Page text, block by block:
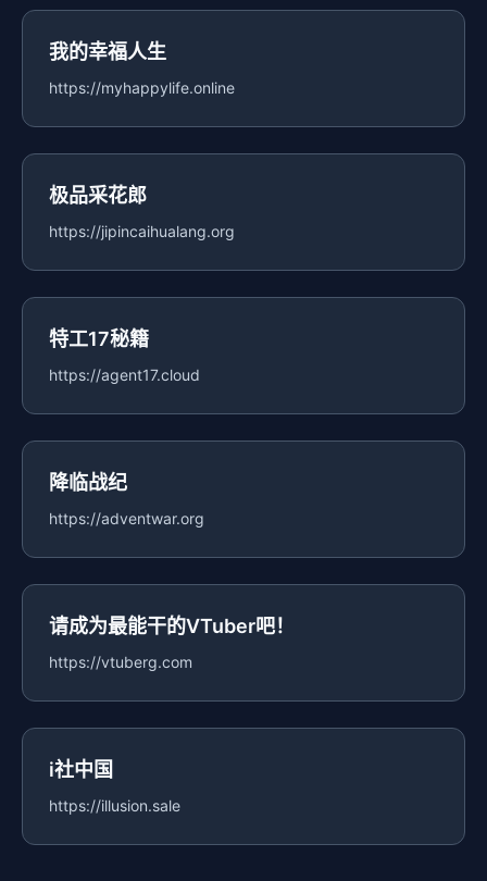
我的幸福人生
https://myhappylife.online
极品采花郎
https://jipincaihualang.org
特工17秘籍
https://agent17.cloud
降临战纪
https://adventwar.org
请成为最能干的VTuber吧！
https://vtuberg.com
i社中国
https://illusion.sale